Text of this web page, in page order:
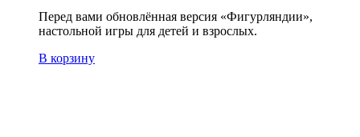
Перед вами обновлённая версия «Фигурляндии»,
настольной игры для детей и взрослых.
В корзину